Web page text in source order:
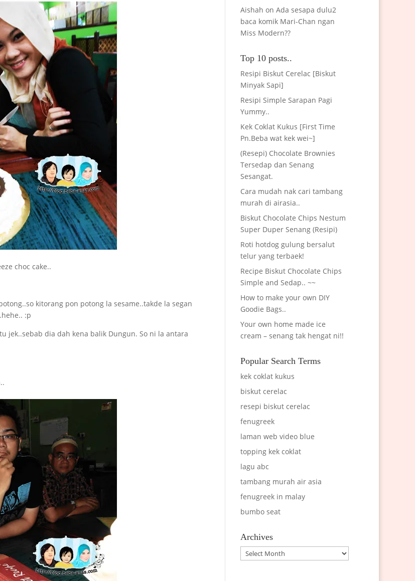
choc cake..
kitorang pon potong la sesame..takde la segan
:p
jek..sebab dia dah kena balik Dungun. So ni la antara
Aishah onAda sesapa dulu2
baca komik Mari-Chan ngan
Miss Modern??
Top 10 posts..
Resipi Biskut Cerelac [Biskut
Minyak Sapi]
Resipi Simple Sarapan Pagi
Yummy..
Kek Coklat Kukus [First Time
Pn.Beba wat kek wei~]
(Resepi) Chocolate Brownies
Tersedap dan Senang
Sesangat.
Cara mudah nak cari tambang
murah di airasia..
Biskut Chocolate Chips Nestum
Super Duper Senang (Resipi)
Roti hotdog gulung bersalut
telur yang terbaek!
Recipe Biskut Chocolate Chips
Simple and Sedap.. ~~
How to make your own DIY
Goodie Bags..
Your own home made ice
cream – senang tak hengat ni!!
Popular Search Terms
kek coklat kukus
biskut cerelac
resepi biskut cerelac
fenugreek
laman web video blue
topping kek coklat
lagu abc
tambang murah air asia
fenugreek in malay
bumbo seat
Archives
Archives